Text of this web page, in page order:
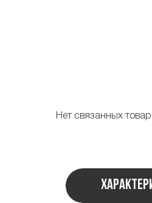
Нет связанных